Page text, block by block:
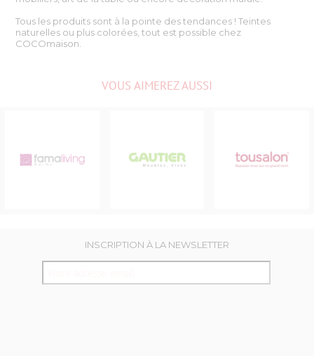
Tous les produits sont à la pointe des tendances ! Teintes
naturelles ou plus colorées, tout est possible chez
COCOmaison.
VOUS AIMEREZ AUSSI
GAUTIER TOUSALON
INSCRIPTION À LA NEWSLETTER